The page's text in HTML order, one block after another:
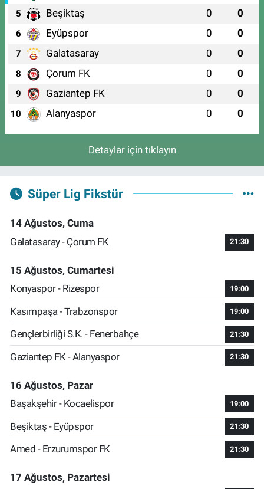
5 Beşiktaş 0 0
6 Eyüpspor 0 0
7 Galatasaray 0 0
8 Çorum FK 0 0
9 Gaziantep FK 0 0
10 Alanyaspor 0 0
Detaylar için tıklayın
Süper Lig Fikstür
14 Ağustos, Cuma
Galatasaray - Çorum FK
21:30
15 Ağustos, Cumartesi
Konyaspor - Rizespor
19:00
Kasımpaşa - Trabzonspor 19:00
Gençlerbirliği S.K. - Fenerbahçe 21:30
Gaziantep FK - Alanyaspor 21:30
16 Ağustos, Pazar
Başakşehir - Kocaelispor
19:00
Beşiktaş - Eyüpspor 21:30
Amed - Erzurumspor FK 21:30
17 Ağustos, Pazartesi